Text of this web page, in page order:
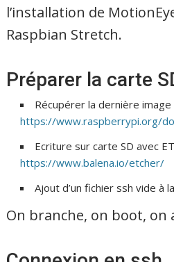
l’installation de
Raspbian Stretch.
Préparer la carte
Récupérer la dernière image
https://www.raspberrypi.org/
Ecriture sur carte SD avec
https://www.balena.io/etcher/
Ajout d’un fichier ssh vide à
On branche, on boot,